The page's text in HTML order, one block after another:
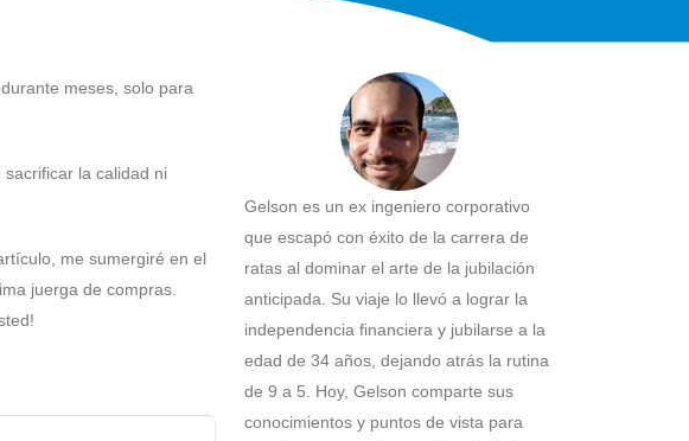
meses, solo para
la calidad ni
me sumergiré en el
juerga de compras.
Gelson es un ex ingeniero corporativo
que escapó con éxito de la carrera de
ratas al dominar el arte de la jubilación
anticipada. Su viaje lo llevó a lograr la
independencia financiera y jubilarse a la
edad de 34 años, dejando atrás la rutina
de 9 a 5. Hoy, Gelson comparte sus
conocimientos y puntos de vista para